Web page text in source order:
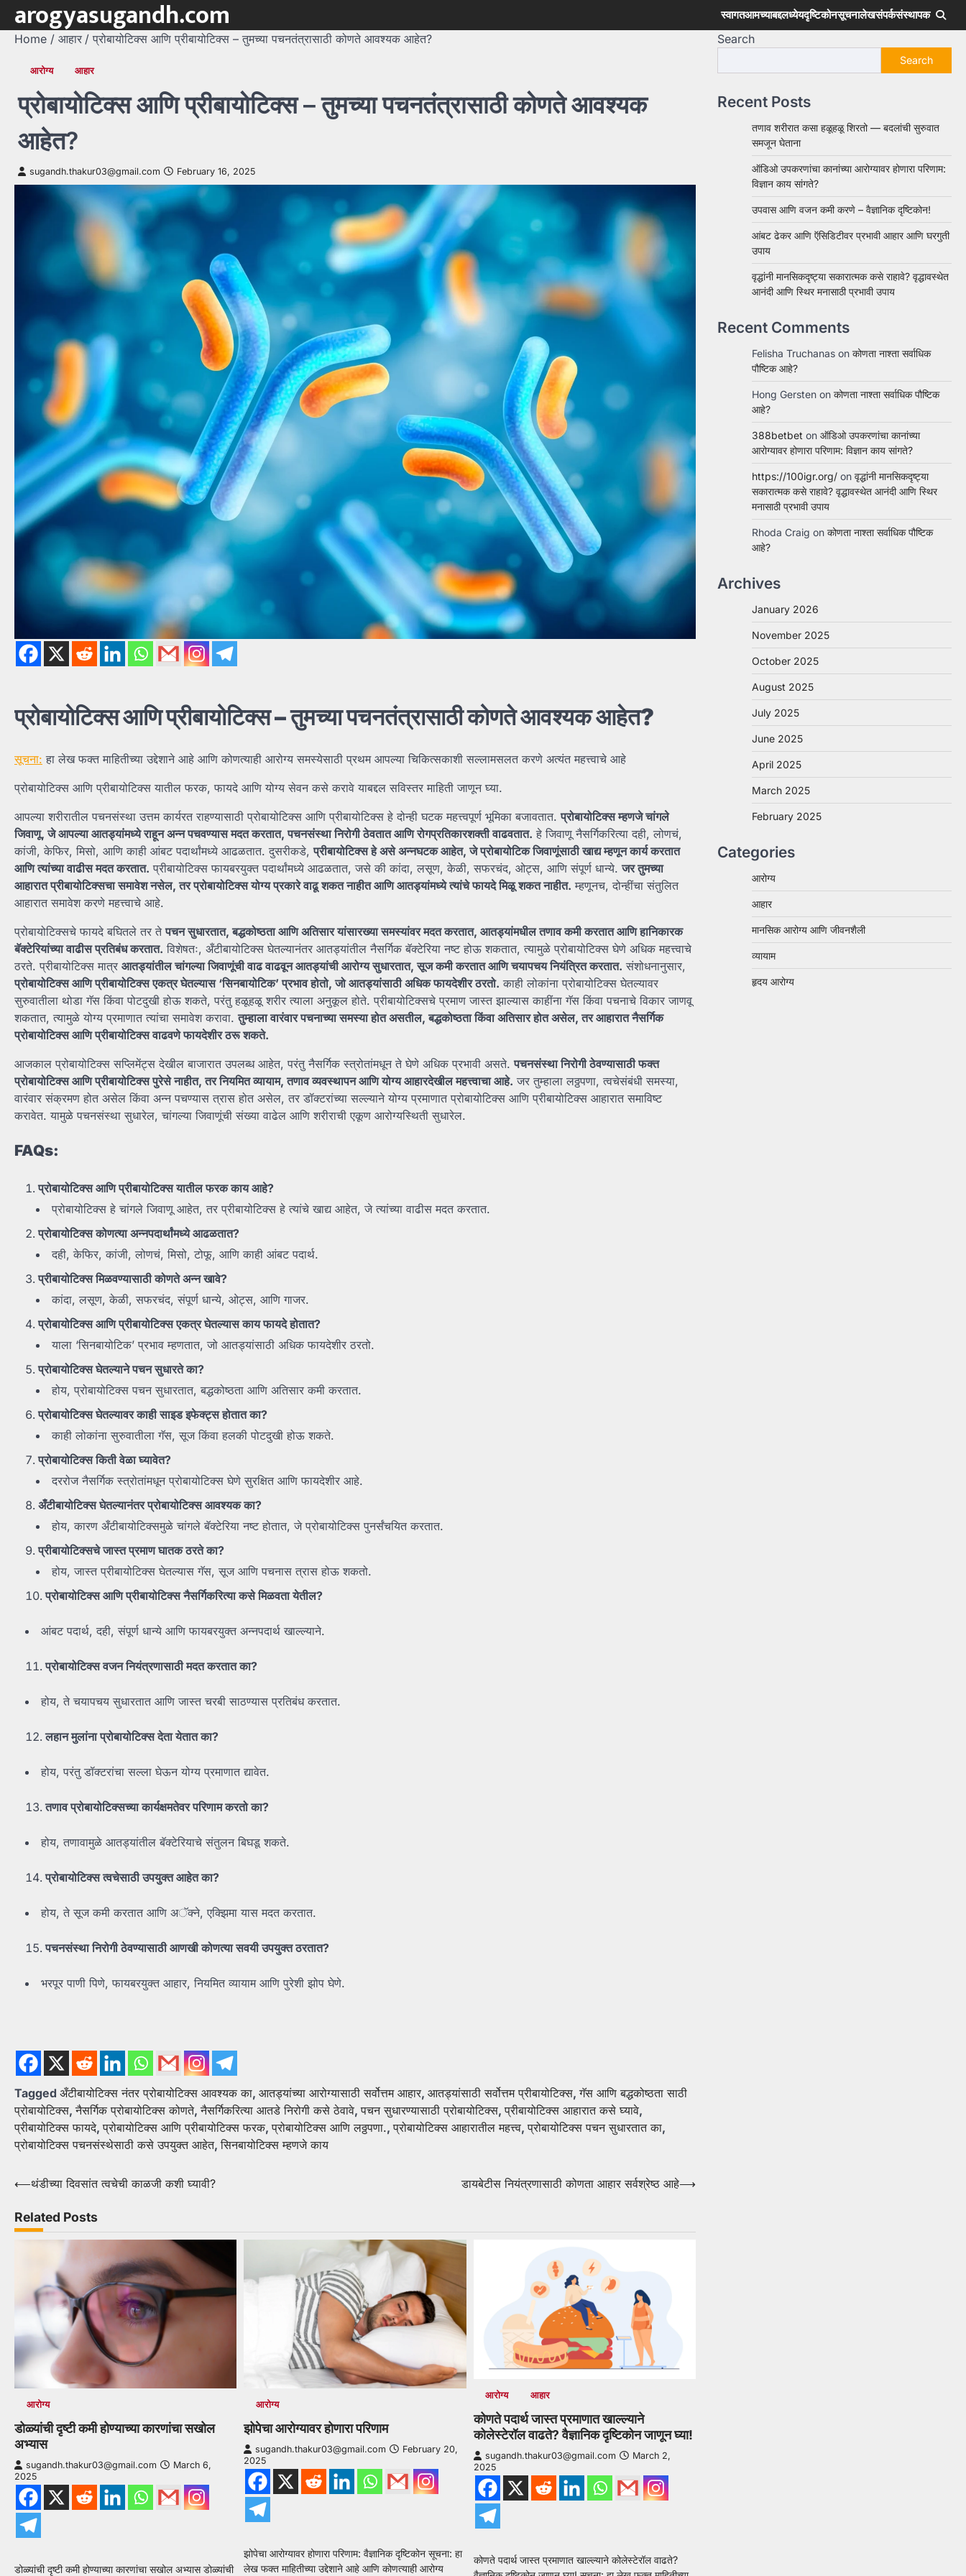
Skip
content
arogyasugandh.com स्वागतआमच्याबद्दलध्येयदृष्टिकोनसूचनालेखसंपर्कसंस्थापक
Home आहार प्रोबायोटिक्स आणि प्रीबायोटिक्स – तुमच्या पचनतंत्रासाठी कोणते आवश्यक आहेत?
आरोग्य आहार
प्रोबायोटिक्स आणि प्रीबायोटिक्स – तुमच्या पचनतंत्रासाठी कोणते आवश्यक
आहेत?
sugandh.thakur03@gmail.com February 16, 2025
प्रोबायोटिक्स आणि प्रीबायोटिक्स – तुमच्या पचनतंत्रासाठी कोणते आवश्यक आहेत?
सूचना: हा लेख फक्त माहितीच्या उद्देशाने आहे आणि कोणत्याही आरोग्य समस्येसाठी प्रथम आपल्या चिकित्सकाशी सल्लामसलत करणे अत्यंत महत्त्वाचे आहे
प्रोबायोटिक्स आणि प्रीबायोटिक्स यातील फरक, फायदे आणि योग्य सेवन कसे करावे याबद्दल सविस्तर माहिती जाणून घ्या.
आपल्या शरीरातील पचनसंस्था उत्तम कार्यरत राहण्यासाठी प्रोबायोटिक्स आणि प्रीबायोटिक्स हे दोन्ही घटक महत्त्वपूर्ण भूमिका बजावतात.प्रोबायोटिक्स म्हणजे चांगले
जिवाणू, जे आपल्या आतड्यांमध्ये राहून अन्न पचवण्यास मदत करतात, पचनसंस्था निरोगी ठेवतात आणि रोगप्रतिकारशक्ती वाढवतात. हे जिवाणू नैसर्गिकरित्या दही, लोणचं,
कांजी, केफिर, मिसो, आणि काही आंबट पदार्थांमध्ये आढळतात. दुसरीकडे,प्रीबायोटिक्स हे असे अन्नघटक आहेत, जे प्रोबायोटिक जिवाणूंसाठी खाद्य म्हणून कार्य करतात
आणि त्यांच्या वाढीस मदत करतात. प्रीबायोटिक्स फायबरयुक्त पदार्थांमध्ये आढळतात, जसे की कांदा, लसूण, केळी, सफरचंद, ओट्स, आणि संपूर्ण धान्ये.जर तुमच्या
आहारात प्रीबायोटिक्सचा समावेश नसेल, तर प्रोबायोटिक्स योग्य प्रकारे वाढू शकत नाहीत आणि आतड्यांमध्ये त्यांचे फायदे मिळू शकत नाहीत. म्हणूनच, दोन्हींचा संतुलित
आहारात समावेश करणे महत्त्वाचे आहे.
प्रोबायोटिक्सचे फायदे बघितले तर तेपचन सुधारतात, बद्धकोष्ठता आणि अतिसार यांसारख्या समस्यांवर मदत करतात, आतड्यांमधील तणाव कमी करतात आणि हानिकारक
बॅक्टेरियांच्या वाढीस प्रतिबंध करतात. विशेषतः, अँटीबायोटिक्स घेतल्यानंतर आतड्यांतील नैसर्गिक बॅक्टेरिया नष्ट होऊ शकतात, त्यामुळे प्रोबायोटिक्स घेणे अधिक महत्त्वाचे
ठरते. प्रीबायोटिक्स मात्र आतड्यांतील चांगल्या जिवाणूंची वाढ वाढवून आतड्यांची आरोग्य सुधारतात, सूज कमी करतात आणि चयापचय नियंत्रित करतात. संशोधनानुसार,
प्रोबायोटिक्स आणि प्रीबायोटिक्स एकत्र घेतल्यास ‘सिनबायोटिक’ प्रभाव होतो, जो आतड्यांसाठी अधिक फायदेशीर ठरतो. काही लोकांना प्रोबायोटिक्स घेतल्यावर
सुरुवातीला थोडा गॅस किंवा पोटदुखी होऊ शकते, परंतु हळूहळू शरीर त्याला अनुकूल होते. प्रीबायोटिक्सचे प्रमाण जास्त झाल्यास काहींना गॅस किंवा पचनाचे विकार जाणवू
शकतात, त्यामुळे योग्य प्रमाणात त्यांचा समावेश करावा.तुम्हाला वारंवार पचनाच्या समस्या होत असतील, बद्धकोष्ठता किंवा अतिसार होत असेल, तर आहारात नैसर्गिक
प्रोबायोटिक्स आणि प्रीबायोटिक्स वाढवणे फायदेशीर ठरू शकते.
आजकाल प्रोबायोटिक्स सप्लिमेंट्स देखील बाजारात उपलब्ध आहेत, परंतु नैसर्गिक स्त्रोतांमधून ते घेणे अधिक प्रभावी असते.पचनसंस्था निरोगी ठेवण्यासाठी फक्त
प्रोबायोटिक्स आणि प्रीबायोटिक्स पुरेसे नाहीत, तर नियमित व्यायाम, तणाव व्यवस्थापन आणि योग्य आहारदेखील महत्त्वाचा आहे. जर तुम्हाला लठ्ठपणा, त्वचेसंबंधी समस्या,
वारंवार संक्रमण होत असेल किंवा अन्न पचण्यास त्रास होत असेल, तर डॉक्टरांच्या सल्ल्याने योग्य प्रमाणात प्रोबायोटिक्स आणि प्रीबायोटिक्स आहारात समाविष्ट
करावेत. यामुळे पचनसंस्था सुधारेल, चांगल्या जिवाणूंची संख्या वाढेल आणि शरीराची एकूण आरोग्यस्थिती सुधारेल.
FAQs:
प्रोबायोटिक्स आणि प्रीबायोटिक्स यातील फरक काय आहे?
प्रोबायोटिक्स हे चांगले जिवाणू आहेत, तर प्रीबायोटिक्स हे त्यांचे खाद्य आहेत, जे त्यांच्या वाढीस मदत करतात.
प्रोबायोटिक्स कोणत्या अन्नपदार्थांमध्ये आढळतात?
दही, केफिर, कांजी, लोणचं, मिसो, टोफू, आणि काही आंबट पदार्थ.
प्रीबायोटिक्स मिळवण्यासाठी कोणते अन्न खावे?
कांदा, लसूण, केळी, सफरचंद, संपूर्ण धान्ये, ओट्स, आणि गाजर.
प्रोबायोटिक्स आणि प्रीबायोटिक्स एकत्र घेतल्यास काय फायदे होतात?
याला ‘सिनबायोटिक’ प्रभाव म्हणतात, जो आतड्यांसाठी अधिक फायदेशीर ठरतो.
प्रोबायोटिक्स घेतल्याने पचन सुधारते का?
होय, प्रोबायोटिक्स पचन सुधारतात, बद्धकोष्ठता आणि अतिसार कमी करतात.
प्रोबायोटिक्स घेतल्यावर काही साइड इफेक्ट्स होतात का?
काही लोकांना सुरुवातीला गॅस, सूज किंवा हलकी पोटदुखी होऊ शकते.
प्रोबायोटिक्स किती वेळा घ्यावेत?
दररोज नैसर्गिक स्त्रोतांमधून प्रोबायोटिक्स घेणे सुरक्षित आणि फायदेशीर आहे.
अँटीबायोटिक्स घेतल्यानंतर प्रोबायोटिक्स आवश्यक का?
होय, कारण अँटीबायोटिक्समुळे चांगले बॅक्टेरिया नष्ट होतात, जे प्रोबायोटिक्स पुनर्संचयित करतात.
प्रीबायोटिक्सचे जास्त प्रमाण घातक ठरते का?
होय, जास्त प्रीबायोटिक्स घेतल्यास गॅस, सूज आणि पचनास त्रास होऊ शकतो.
प्रोबायोटिक्स आणि प्रीबायोटिक्स नैसर्गिकरित्या कसे मिळवता येतील?
आंबट पदार्थ, दही, संपूर्ण धान्ये आणि फायबरयुक्त अन्नपदार्थ खाल्ल्याने.
प्रोबायोटिक्स वजन नियंत्रणासाठी मदत करतात का?
होय, ते चयापचय सुधारतात आणि जास्त चरबी साठण्यास प्रतिबंध करतात.
लहान मुलांना प्रोबायोटिक्स देता येतात का?
होय, परंतु डॉक्टरांचा सल्ला घेऊन योग्य प्रमाणात द्यावेत.
तणाव प्रोबायोटिक्सच्या कार्यक्षमतेवर परिणाम करतो का?
होय, तणावामुळे आतड्यांतील बॅक्टेरियाचे संतुलन बिघडू शकते.
प्रोबायोटिक्स त्वचेसाठी उपयुक्त आहेत का?
होय, ते सूज कमी करतात आणि अॅक्ने, एक्झिमा यास मदत करतात.
पचनसंस्था निरोगी ठेवण्यासाठी आणखी कोणत्या सवयी उपयुक्त ठरतात?
भरपूर पाणी पिणे, फायबरयुक्त आहार, नियमित व्यायाम आणि पुरेशी झोप घेणे.
Tagged अँटीबायोटिक्स नंतर प्रोबायोटिक्स आवश्यक का, आतड्यांच्या आरोग्यासाठी सर्वोत्तम आहार, आतड्यांसाठी सर्वोत्तम प्रीबायोटिक्स,गॅस आणि बद्धकोष्ठता साठी
प्रोबायोटिक्स,नैसर्गिक प्रोबायोटिक्स कोणते,नैसर्गिकरित्या आतडे निरोगी कसे ठेवावे,पचन सुधारण्यासाठी प्रोबायोटिक्स,प्रीबायोटिक्स आहारात कसे घ्यावे,
प्रीबायोटिक्स फायदे,प्रोबायोटिक्स आणि प्रीबायोटिक्स फरक,प्रोबायोटिक्स आणि लठ्ठपणा.,प्रोबायोटिक्स आहारातील महत्त्व,प्रोबायोटिक्स पचन सुधारतात का,
प्रोबायोटिक्स पचनसंस्थेसाठी कसे उपयुक्त आहेत,सिनबायोटिक्स म्हणजे काय
Post
navigation
⟵थंडीच्या दिवसांत त्वचेची काळजी कशी घ्यावी? डायबेटीस नियंत्रणासाठी कोणता आहार सर्वश्रेष्ठ आहे⟶
Related Posts
आरोग्य
डोळ्यांची दृष्टी कमी होण्याच्या कारणांचा सखोल
अभ्यास
sugandh.thakur03@gmail.com
March 6,
2025
डोळ्यांची दृष्टी कमी होण्याच्या कारणांचा सखोल अभ्यास डोळ्यांची
आरोग्य
झोपेचा आरोग्यावर होणारा परिणाम
sugandh.thakur03@gmail.com
February 20,
2025
झोपेचा आरोग्यावर होणारा परिणाम: वैज्ञानिक दृष्टिकोन सूचना: हा
लेख फक्त माहितीच्या उद्देशाने आहे आणि कोणत्याही आरोग्य
आरोग्य आहार
कोणते पदार्थ जास्त प्रमाणात खाल्ल्याने
कोलेस्टेरॉल वाढते? वैज्ञानिक दृष्टिकोन जाणून घ्या!
sugandh.thakur03@gmail.com
March 2,
2025
कोणते पदार्थ जास्त प्रमाणात खाल्ल्याने कोलेस्टेरॉल वाढते?
Search
Search
Recent Posts
तणाव शरीरात कसा हळूहळू शिरतो — बदलांची सुरुवात
समजून घेताना
ऑडिओ उपकरणांचा कानांच्या आरोग्यावर होणारा परिणाम:
विज्ञान काय सांगते?
उपवास आणि वजन कमी करणे – वैज्ञानिक दृष्टिकोन!
आंबट ढेकर आणि ऍसिडिटीवर प्रभावी आहार आणि घरगुती
उपाय
वृद्धांनी मानसिकदृष्ट्या सकारात्मक कसे राहावे? वृद्धावस्थेत
आनंदी आणि स्थिर मनासाठी प्रभावी उपाय
Recent Comments
Felisha Truchanas on कोणता नाश्ता सर्वाधिक
पौष्टिक आहे?
Hong Gersten on कोणता नाश्ता सर्वाधिक पौष्टिक
आहे?
388betbet on ऑडिओ उपकरणांचा कानांच्या
आरोग्यावर होणारा परिणाम: विज्ञान काय सांगते?
https://100igr.org/ on वृद्धांनी मानसिकदृष्ट्या
सकारात्मक कसे राहावे? वृद्धावस्थेत आनंदी आणि स्थिर
मनासाठी प्रभावी उपाय
Rhoda Craig on कोणता नाश्ता सर्वाधिक पौष्टिक
आहे?
Archives
January 2026
November 2025
October 2025
August 2025
July 2025
June 2025
April 2025
March 2025
February 2025
Categories
आरोग्य
आहार
मानसिक आरोग्य आणि जीवनशैली
व्यायाम
हृदय आरोग्य